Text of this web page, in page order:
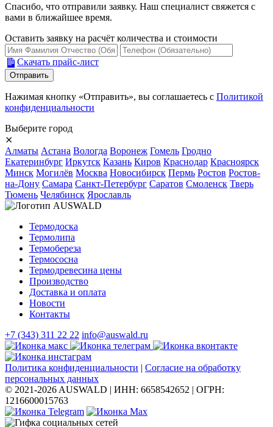
Спасибо, что отправили заявку. Наш специалист свяжется с
вами в ближайшее время.
Оставить заявку на расчёт количества и стоимости
Скачать прайс-лист
Нажимая кнопку «Отправить», вы соглашаетесь с Политикой
конфиденциальности
Выберите город
⨯
Алматы Астана Вологда Воронеж Гомель Гродно
Екатеринбург Иркутск Казань Киров Краснодар Красноярск
Минск Могилёв Москва Новосибирск Пермь Ростов Ростов-
на-Дону Самара Санкт-Петербург Саратов Смоленск Тверь
Тюмень Челябинск Ярославль
Термодоска
Термолипа
Термобереза
Термососна
Термодревесина цены
Производство
Доставка и оплата
Новости
Контакты
+7 (343) 311 22 22 info@auswald.ru
Политика конфиденциальности | Согласие на обработку
персональных данных
© 2021-2026 AUSWALD | ИНН: 6658542652 | ОГРН:
1216600015763